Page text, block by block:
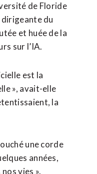
de Floride
du
et huée de la
sur l’IA.
est la
», avait-elle
la
une corde
​années,
vies ».